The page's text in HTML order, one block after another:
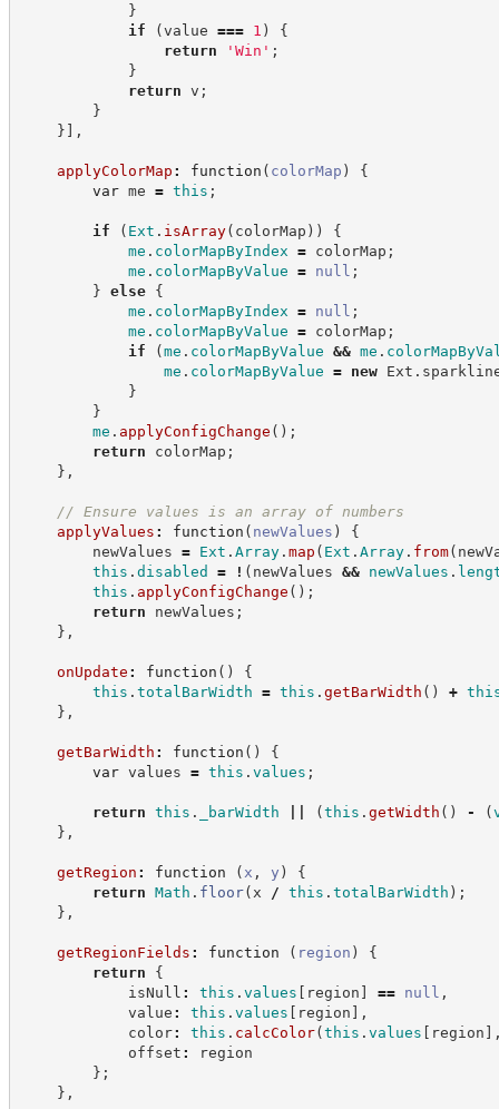
}
if
(value === 1 )
{
return
' Win ' ;
}
return v ;
}
} ] ,
applyColorMap : function ( colorMap )
{
var me = this ;
if ( Ext . isArray( colorMap ) )
{
me . colorMapByIndex = colorMap ;
me . colorMapByValue = null ;
} else
{
me . colorMapByIndex = null ;
me . colorMapByValue = colorMap ;
if
(me . colorMapByValue && me .
me . colorMapByValue = new Ext .
}
}
me . applyConfigChange ( ) ;
return colorMap ;
} ,
// Ensure values is an array of numbers
applyValues : function ( newValues )
{
newValues = Ext . Array. map ( Ext . Array. from(
this . disabled = ! ( newValues && newValues .
this . applyConfigChange ( ) ;
return newValues ;
} ,
onUpdate : function ( )
{
this . totalBarWidth = this . getBarWidth ( ) +
} ,
getBarWidth : function ( )
{
var values = this . values ;
return this . _barWidth (this . getWidth ( ) - (
} ,
getRegion : function ( x , y )
{
return Math . floor( x / this . totalBarWidth ) ;
} ,
getRegionFields : function ( region )
{
return
{
isNull : this . values [ region ] == null ,
value : this . values [ region ] ,
color: this . calcColor(this . values [ region ]
offset :
region
} ;
} ,